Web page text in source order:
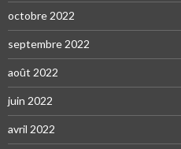
octobre 2022
septembre 2022
août 2022
juin 2022
avril 2022